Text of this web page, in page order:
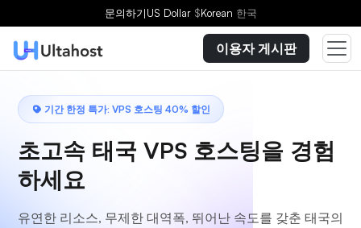
문의하기US Dollar $Korean 한국
이용자 게시판
기간 한정 특가: VPS 호스팅 40% 할인
초고속 태국 VPS 호스팅을 경험
하세요
유연한 리소스, 무제한 대역폭, 뛰어난 속도를 갖춘 태국의